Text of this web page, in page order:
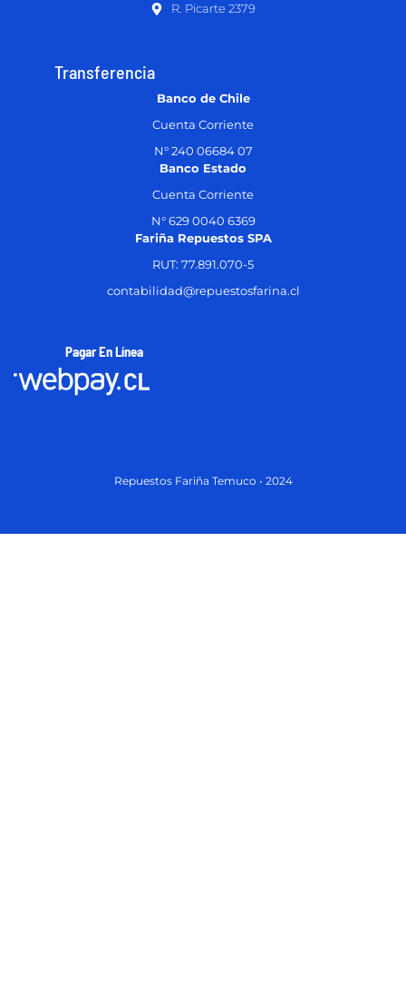
R. Picarte 2379
Transferencia
Banco de Chile
Cuenta Corriente
N° 240 06684 07
Banco Estado
Cuenta Corriente
N° 629 0040 6369
Fariña Repuestos SPA
RUT: 77.891.070-5
contabilidad@repuestosfarina.cl
Pagar En Línea
Repuestos Fariña Temuco • 2024